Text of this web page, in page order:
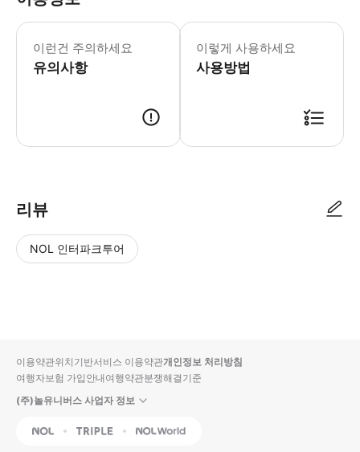
이런건 주의하세요
유의사항
액티비티 시작 5분 전까지 준비해 주
이렇게 사용하세요
사용방법
리뷰
NOL 인터파크투어
입니
다.
순
상
이용약관위치기반서비스 이용약관개인정보 처리방침
여행자보험 가입안내여행약관분쟁해결기준
(주)놀유니버스 사업자 정보
NOL Triple Interpark Global